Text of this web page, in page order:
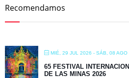
Recomendamos
MIÉ, 29 JUL 2026 - SÁB, 08 AGO
65 FESTIVAL
DE LAS MINAS 2026